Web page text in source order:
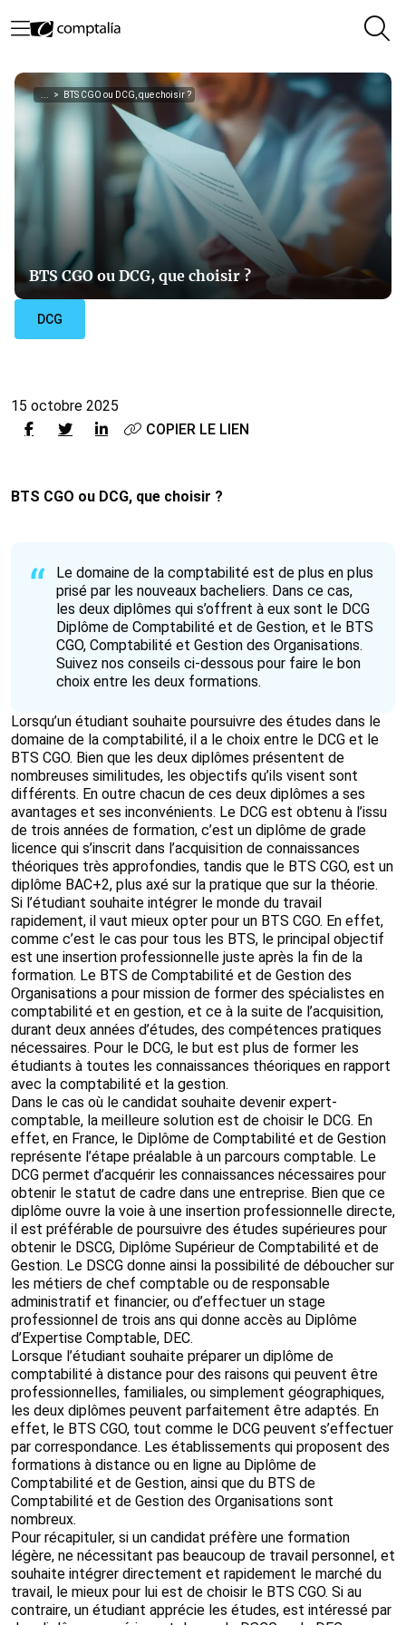
> BTS CGO ou DCG, que choisir ?
BTS CGO ou DCG, que choisir ?
DCG
15 octobre 2025
COPIER LE LIEN
BTS CGO ou DCG, que choisir ?
Le domaine de la comptabilité est de plus en plus
prisé par les nouveaux bacheliers. Dans ce cas,
les deux diplômes qui s’offrent à eux sont le DCG
Diplôme de Comptabilité et de Gestion, et le BTS
CGO, Comptabilité et Gestion des Organisations.
Suivez nos conseils ci-dessous pour faire le bon
choix entre les deux formations.
Lorsqu’un étudiant souhaite poursuivre des études dans le
domaine de la comptabilité, il a le choix entre le DCG et le
BTS CGO. Bien que les deux diplômes présentent de
nombreuses similitudes, les objectifs qu’ils visent sont
différents. En outre chacun de ces deux diplômes a ses
avantages et ses inconvénients. Le DCG est obtenu à l’issu
de trois années de formation, c’est un diplôme de grade
licence qui s’inscrit dans l’acquisition de connaissances
théoriques très approfondies, tandis que le BTS CGO, est un
diplôme BAC+2, plus axé sur la pratique que sur la théorie.
Si l’étudiant souhaite intégrer le monde du travail
rapidement, il vaut mieux opter pour un BTS CGO. En effet,
comme c’est le cas pour tous les BTS, le principal objectif
est une insertion professionnelle juste après la fin de la
formation. Le BTS de Comptabilité et de Gestion des
Organisations a pour mission de former des spécialistes en
comptabilité et en gestion, et ce à la suite de l’acquisition,
durant deux années d’études, des compétences pratiques
nécessaires. Pour le DCG, le but est plus de former les
étudiants à toutes les connaissances théoriques en rapport
avec la comptabilité et la gestion.
Dans le cas où le candidat souhaite devenir expert-
comptable, la meilleure solution est de choisir le DCG. En
effet, en France, le Diplôme de Comptabilité et de Gestion
représente l’étape préalable à un parcours comptable. Le
DCG permet d’acquérir les connaissances nécessaires pour
obtenir le statut de cadre dans une entreprise. Bien que ce
diplôme ouvre la voie à une insertion professionnelle directe,
il est préférable de poursuivre des études supérieures pour
obtenir le DSCG, Diplôme Supérieur de Comptabilité et de
Gestion. Le DSCG donne ainsi la possibilité de déboucher sur
les métiers de chef comptable ou de responsable
administratif et financier, ou d’effectuer un stage
professionnel de trois ans qui donne accès au Diplôme
d’Expertise Comptable, DEC.
Lorsque l’étudiant souhaite préparer un diplôme de
comptabilité à distance pour des raisons qui peuvent être
professionnelles, familiales, ou simplement géographiques,
les deux diplômes peuvent parfaitement être adaptés. En
effet, le BTS CGO, tout comme le DCG peuvent s’effectuer
par correspondance. Les établissements qui proposent des
formations à distance ou en ligne au Diplôme de
Comptabilité et de Gestion, ainsi que du BTS de
Comptabilité et de Gestion des Organisations sont
nombreux.
Pour récapituler, si un candidat préfère une formation
légère, ne nécessitant pas beaucoup de travail personnel, et
souhaite intégrer directement et rapidement le marché du
travail, le mieux pour lui est de choisir le BTS CGO. Si au
contraire, un étudiant apprécie les études, est intéressé par